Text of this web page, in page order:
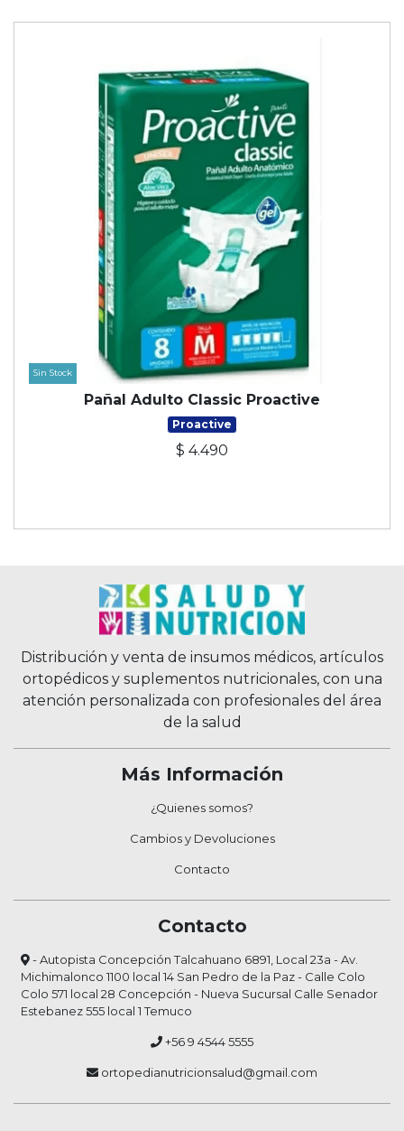
Sin Stock
Pañal Adulto Classic Proactive
Proactive
$ 4.490
Distribución y venta de insumos médicos, artículos
ortopédicos y suplementos nutricionales, con una
atención personalizada con profesionales del área
de la salud
Más Información
¿Quienes somos?
Cambios y Devoluciones
Contacto
Contacto
- Autopista Concepción Talcahuano 6891, Local 23a - Av.
Michimalonco 1100 local 14 San Pedro de la Paz - Calle Colo
Colo 571 local 28 Concepción - Nueva Sucursal Calle Senador
Estebanez 555 local 1 Temuco
+56 9 4544 5555
ortopedianutricionsalud@gmail.com